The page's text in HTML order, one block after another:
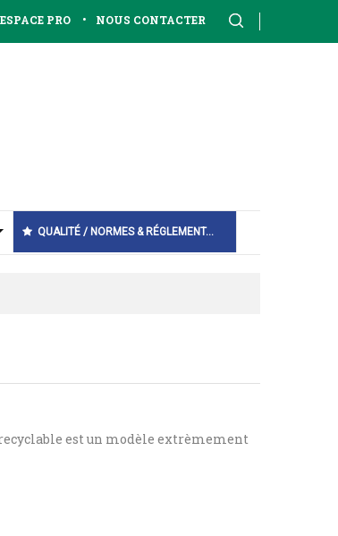
ESPACE PRO • NOUS CONTACTER
QUALITÉ / NORMES & RÉGLEMENT…
recyclable est un modèle extrèmement